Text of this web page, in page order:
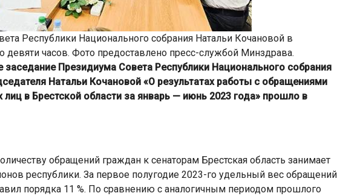
Республики Национального собрания Натальи Кочановой в
девяти часов. Фото предоставлено пресс-службой Минздрава.
Президиума Совета Республики Национального собрания
Натальи Кочановой «О результатах работы с обращениями
в Брестской области за январь — июнь 2023 года» прошло в
обращений граждан к сенаторам Брестская область занимает
республики. За первое полугодие 2023-го удельный вес обращений
порядка 11 %. По сравнению с аналогичным периодом прошлого